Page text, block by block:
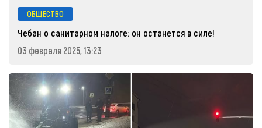
ОБЩЕСТВО
Чебан о санитарном налоге: он останется в силе!
03 февраля 2025, 13:23